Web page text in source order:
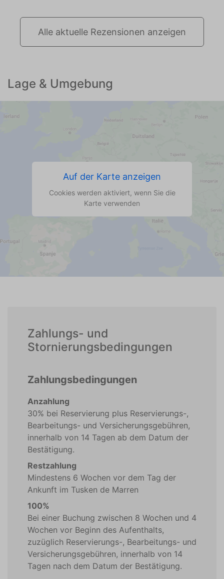
Alle aktuelle Rezensionen anzeigen
Lage & Umgebung
Auf der Karte anzeigen
Cookies werden aktiviert, wenn Sie die
Karte verwenden
Zahlungs- und
Stornierungsbedingungen
Zahlungsbedingungen
Anzahlung
30% bei Reservierung plus Reservierungs-,
Bearbeitungs- und Versicherungsgebühren,
innerhalb von 14 Tagen ab dem Datum der
Bestätigung.
Restzahlung
Mindestens 6 Wochen vor dem Tag der
Ankunft im Tusken de Marren
100%
Bei einer Buchung zwischen 8 Wochen und 4
Wochen vor Beginn des Aufenthalts,
zuzüglich Reservierungs-, Bearbeitungs- und
Versicherungsgebühren, innerhalb von 14
Tagen nach dem Datum der Bestätigung.